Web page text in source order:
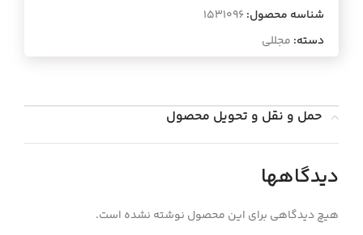
شناسه محصول: 1531096
دسته: مجللی
حمل و نقل و تحویل محصول
دیدگاهها
هیچ دیدگاهی برای این محصول نوشته نشده است.